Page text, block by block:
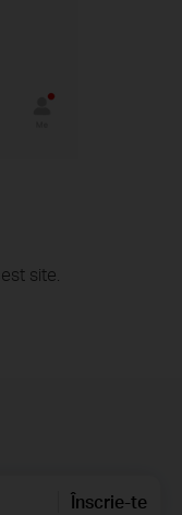
site.
Înscrie-te